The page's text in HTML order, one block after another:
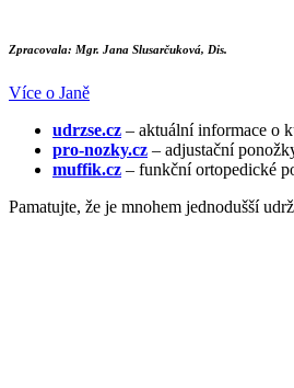
Zpracovala: Mgr. Jana Slusarčuková, Dis.
Více o Janě
udrzse.cz – aktuální informace o
pro-nozky.cz – adjustační
muffik.cz – funkční ortopedické
Pamatujte, že je mnohem jednodušší